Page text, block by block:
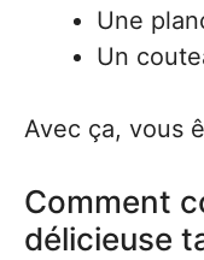
Une
Un
Avec ça, vous
Comment
délicieuse